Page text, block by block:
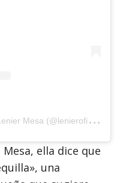
U
na publicación compartida de Lenier Mesa (@lenieroficial)
ella dice que
una